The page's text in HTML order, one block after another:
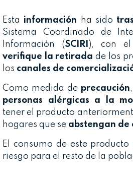
Esta información ha sido
Sistema Coordinado de
Información (SCIRI ), con
verifique la retirada de los
los canales de
Como medida de precaución
personas alérgicas a la
tener el producto
hogares que se abstengan de
El consumo de este
riesgo para el resto de la